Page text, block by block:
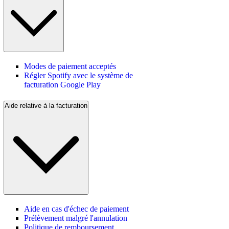
Modes de paiement acceptés
Régler Spotify avec le système de
facturation Google Play
Aide relative à la facturation
Aide en cas d'échec de paiement
Prélèvement malgré l'annulation
Politique de remboursement